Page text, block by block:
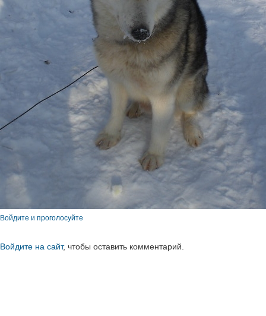
Войдите и проголосуйте
Войдите на сайт, чтобы оставить комментарий.